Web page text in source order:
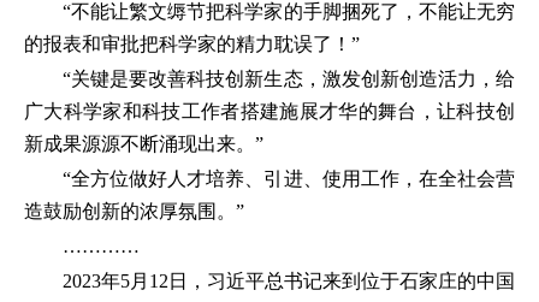
“不能让繁文缛节把科学家的手脚捆死了，不能让无穷
的报表和审批把科学家的精力耽误了！”
“关键是要改善科技创新生态，激发创新创造活力，给
广大科学家和科技工作者搭建施展才华的舞台，让科技创
新成果源源不断涌现出来。”
“全方位做好人才培养、引进、使用工作，在全社会营
造鼓励创新的浓厚氛围。”
…………
2023年5月12日，习近平总书记来到位于石家庄的中国